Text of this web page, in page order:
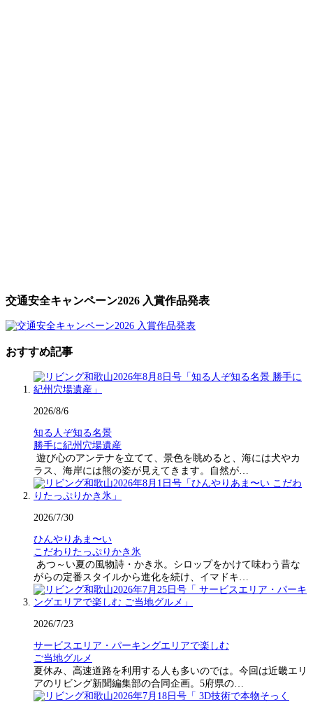
交通安全キャンペーン2026 入賞作品発表
おすすめ記事
2026/8/6
知る人ぞ知る名景
勝手に紀州穴場遺産
遊び心のアンテナを立てて、景色を眺めると、海には犬やカ
ラス、海岸には熊の姿が見えてきます。自然が…
2026/7/30
ひんやりあま〜い
こだわりたっぷりかき氷
あつ～い夏の風物詩・かき氷。シロップをかけて味わう昔な
がらの定番スタイルから進化を続け、イマドキ…
2026/7/23
サービスエリア・パーキングエリアで楽しむ
ご当地グルメ
夏休み、高速道路を利用する人も多いのでは。今回は近畿エリ
アのリビング新聞編集部の合同企画。5府県の…